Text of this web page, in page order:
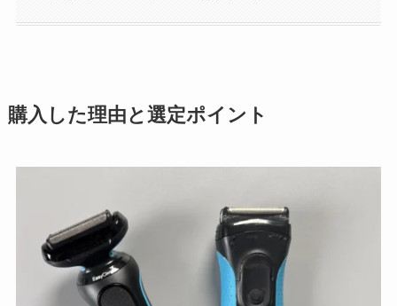
購入した理由と選定ポイント